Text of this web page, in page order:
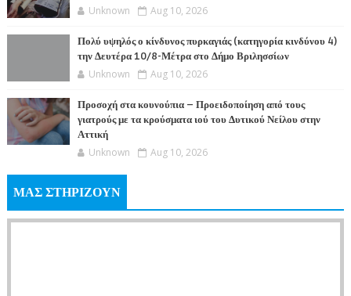
Unknown Aug 10, 2026
Πολύ υψηλός ο κίνδυνος πυρκαγιάς (κατηγορία κινδύνου 4)
την Δευτέρα 10/8-Μέτρα στο Δήμο Βριλησσίων
Unknown Aug 10, 2026
Προσοχή στα κουνούπια – Προειδοποίηση από τους
γιατρούς με τα κρούσματα ιού του Δυτικού Νείλου στην
Αττική
Unknown Aug 10, 2026
ΜΑΣ ΣΤΗΡΙΖΟΥΝ